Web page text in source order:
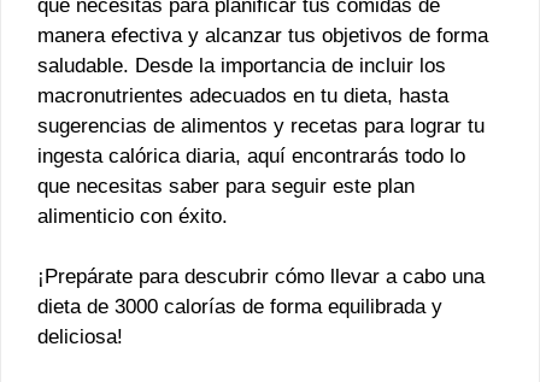
que necesitas para planificar tus comidas de
manera efectiva y alcanzar tus objetivos de forma
saludable. Desde la importancia de incluir los
macronutrientes adecuados en tu dieta, hasta
sugerencias de alimentos y recetas para lograr tu
ingesta calórica diaria, aquí encontrarás todo lo
que necesitas saber para seguir este plan
alimenticio con éxito.
¡Prepárate para descubrir cómo llevar a cabo una
dieta de 3000 calorías de forma equilibrada y
deliciosa!